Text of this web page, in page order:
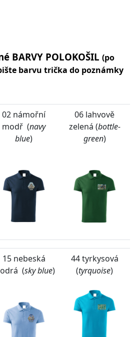
BARVY POLOKOŠIL (po
barvu trička do poznámky
02 námořní
modř (navy
blue)
06 lahvově
zelená (bottle-
green)
15 nebeská
(sky blue)
44 tyrkysová
(tyrquoise)